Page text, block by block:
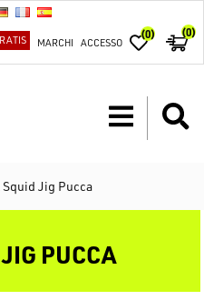
MARCHI ACCESSO
(0) (0)
Squid Jig Pucca
PUCCA